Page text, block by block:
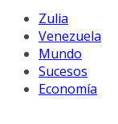
Zulia
Venezuela
Mundo
Sucesos
Economía